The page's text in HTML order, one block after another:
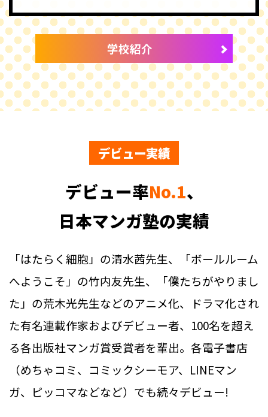
学校紹介
デビュー実績
デビュー率No.1、
日本マンガ塾の実績
「はたらく細胞」の清水茜先生、「ボールルーム
へようこそ」の竹内友先生、「僕たちがやりまし
た」の荒木光先生などのアニメ化、ドラマ化され
た有名連載作家およびデビュー者、100名を超え
る各出版社マンガ賞受賞者を輩出。各電子書店
（めちゃコミ、コミックシーモア、LINEマン
ガ、ピッコマなどなど）でも続々デビュー!